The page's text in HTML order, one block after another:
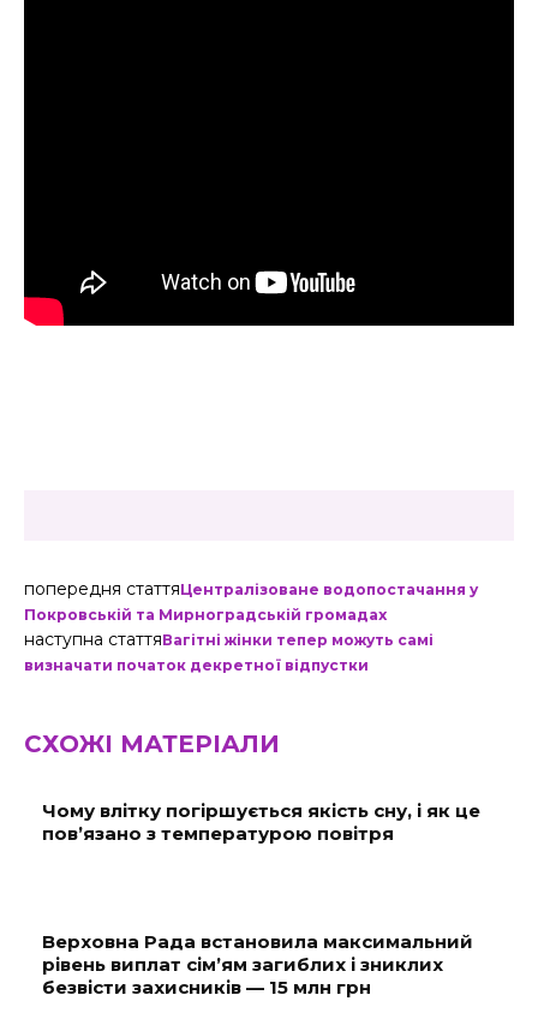
попередня статтяЦентралізоване водопостачання у
Покровській та Мирноградській громадах
наступна статтяВагітні жінки тепер можуть самі
визначати початок декретної відпустки
СХОЖІ МАТЕРІАЛИ
Чому влітку погіршується якість сну, і як це
пов’язано з температурою повітря
Верховна Рада встановила максимальний
рівень виплат сім’ям загиблих і зниклих
безвісти захисників — 15 млн грн